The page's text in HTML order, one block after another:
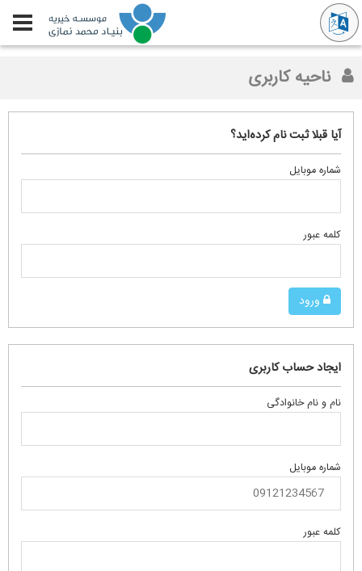
ناحیه کاربری
آیا قبلا ثبت نام کرده‌اید؟
شماره موبایل
کلمه عبور
ورود
ایجاد حساب کاربری
نام و نام خانوادگی
شماره موبایل
کلمه عبور